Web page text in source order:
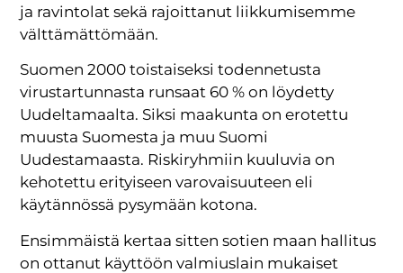
ja ravintolat sekä rajoittanut liikkumisemme
välttämättömään.
Suomen 2000 toistaiseksi todennetusta
virustartunnasta runsaat 60 % on löydetty
Uudeltamaalta. Siksi maakunta on erotettu
muusta Suomesta ja muu Suomi
Uudestamaasta. Riskiryhmiin kuuluvia on
kehotettu erityiseen varovaisuuteen eli
käytännössä pysymään kotona.
Ensimmäistä kertaa sitten sotien maan hallitus
on ottanut käyttöön valmiuslain mukaiset